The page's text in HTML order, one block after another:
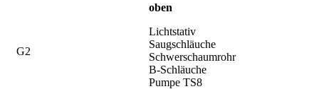
G2
oben
Lichtstativ
Saugschläuche
Schwerschaumrohr
B-Schläuche
Pumpe TS8